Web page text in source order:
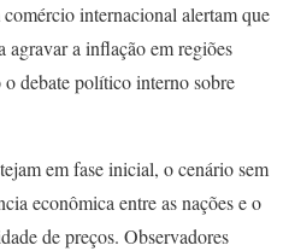
internacional alertam que
agravar a inflação em regiões
debate político interno sobre
em fase inicial, o cenário sem
econômica entre as nações e o
de preços. Observadores